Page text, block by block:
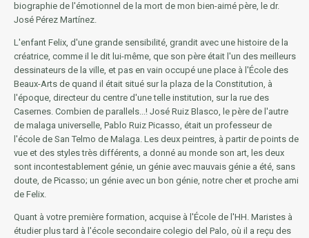
biographie de l'émotionnel de la mort de mon bien-aimé père, le dr.
José Pérez Martínez.
L'enfant Felix, d'une grande sensibilité, grandit avec une histoire de la
créatrice, comme il le dit lui-même, que son père était l'un des meilleurs
dessinateurs de la ville, et pas en vain occupé une place à l'École des
Beaux-Arts de quand il était situé sur la plaza de la Constitution, à
l'époque, directeur du centre d'une telle institution, sur la rue des
Casernes. Combien de parallels...! José Ruiz Blasco, le père de l'autre
de malaga universelle, Pablo Ruiz Picasso, était un professeur de
l'école de San Telmo de Malaga. Les deux peintres, à partir de points de
vue et des styles très différents, a donné au monde son art, les deux
sont incontestablement génie, un génie avec mauvais génie a été, sans
doute, de Picasso; un génie avec un bon génie, notre cher et proche ami
de Felix.
Quant à votre première formation, acquise à l'École de l'HH. Maristes à
étudier plus tard à l'école secondaire colegio del Palo, où il a reçu des